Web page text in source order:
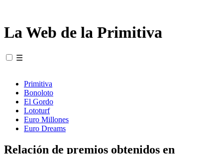
La Web de la Primitiva
☰
Primitiva
Bonoloto
El Gordo
Lototurf
Euro Millones
Euro Dreams
Relación de premios obtenidos en